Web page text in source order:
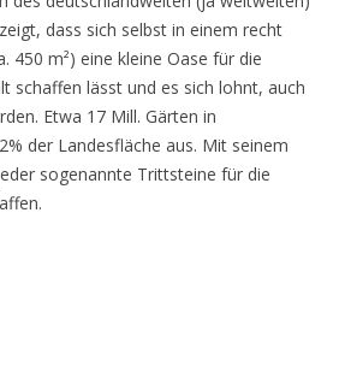
dass sich selbst in einem recht
450 m²) eine kleine Oase für die
schaffen lässt und es sich lohnt, auch
Etwa 17 Mill. Gärten in
der Landesfläche aus. Mit seinem
sogenannte Trittsteine für die